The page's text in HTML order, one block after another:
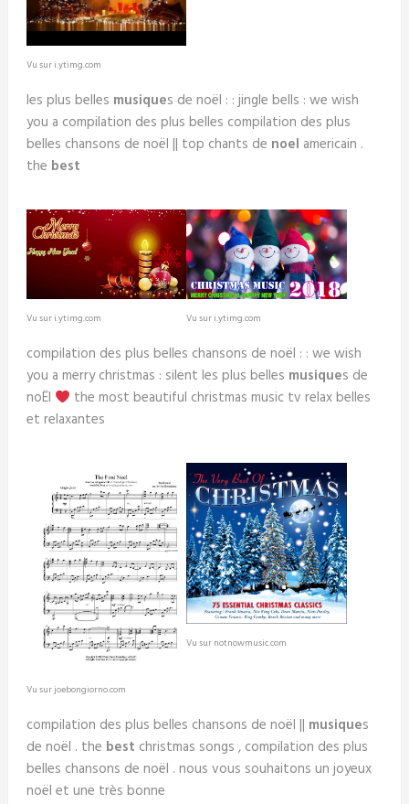
Vu sur i.ytimg.com
les plus belles musiques de noël : : jingle bells : we wish
you a compilation des plus belles compilation des plus
belles chansons de noël || top chants de noel americain .
the best
Vu sur i.ytimg.com Vu sur i.ytimg.com
compilation des plus belles chansons de noël : : we wish
you a merry christmas : silent les plus belles musiques de
noËl
the most beautiful christmas music tv relax belles
et relaxantes
Vu sur joebongiorno.com
Vu sur notnowmusic.com
compilation des plus belles chansons de noël || musiques
de noël . the best christmas songs , compilation des plus
belles chansons de noël . nous vous souhaitons un joyeux
noël et une très bonne